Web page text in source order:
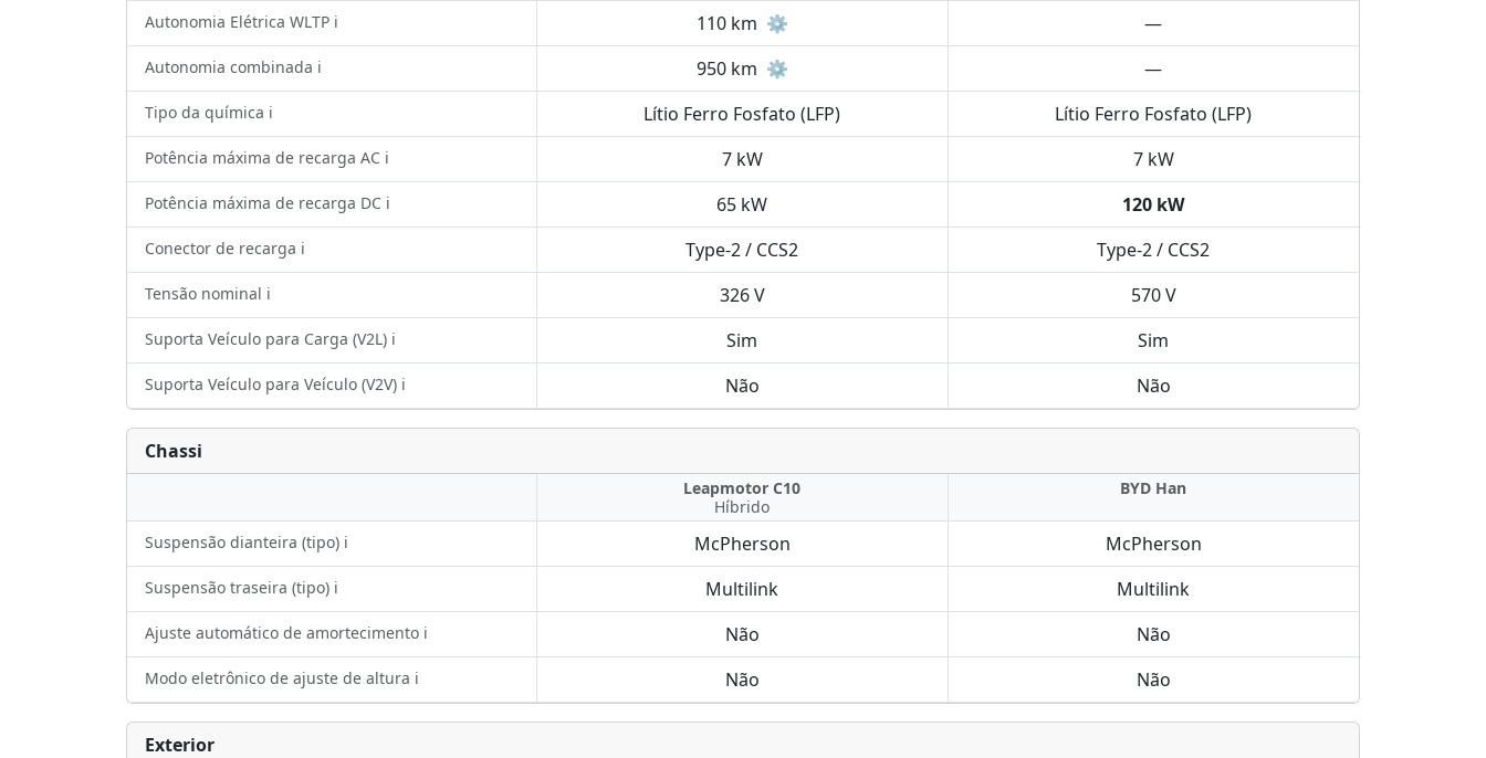
Autonomia Elétrica WLTP ℹ️ 110 km ⚙️ —
Autonomia combinada ℹ️ 950 km ⚙️ —
Tipo da química ℹ️ Lítio Ferro Fosfato (LFP) Lítio Ferro Fosfato (LFP)
Potência máxima de recarga AC ℹ️ 7 kW 7 kW
Potência máxima de recarga DC ℹ️ 65 kW 120 kW
Conector de recarga ℹ️ Type-2 / CCS2 Type-2 / CCS2
Tensão nominal ℹ️ 326 V 570 V
Suporta Veículo para Carga (V2L) ℹ️ Sim Sim
Suporta Veículo para Veículo (V2V) ℹ️ Não Não
Chassi
Leapmotor C10
Híbrido
BYD Han
Suspensão dianteira (tipo) ℹ️ McPherson McPherson
Suspensão traseira (tipo) ℹ️ Multilink Multilink
Ajuste automático de amortecimento ℹ️ Não Não
Modo eletrônico de ajuste de altura ℹ️ Não Não
Exterior